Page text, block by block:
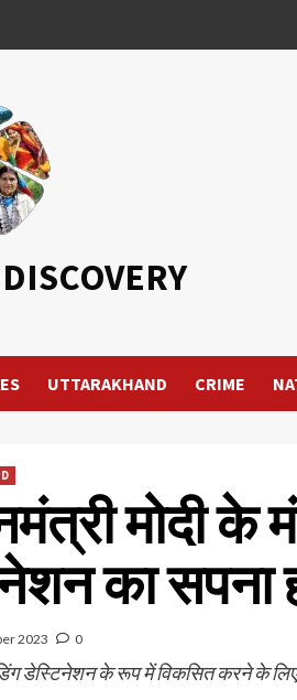
UTTARAKHAND CRIME
मोदी के
का सपना
2023 0
डेस्टिनेशन के रूप में विकसित करने के लिए